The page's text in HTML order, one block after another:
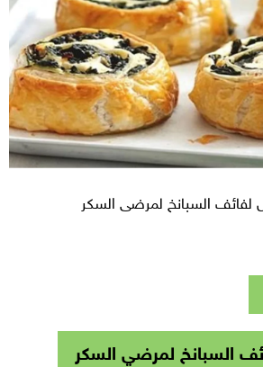
لفائف السبانخ لمرضى السكر
السبانخ لمرضي السكر